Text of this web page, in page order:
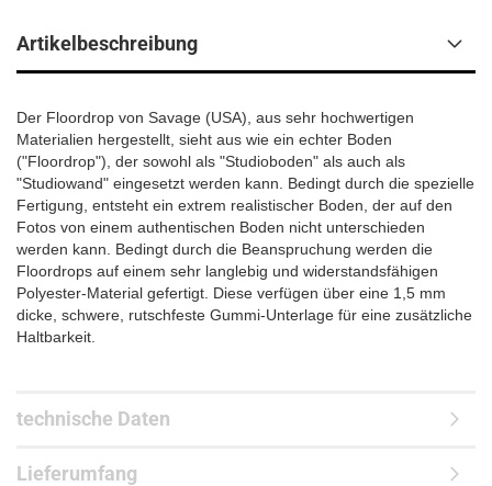
Artikelbeschreibung
Der Floordrop von Savage (USA), aus sehr hochwertigen
Materialien hergestellt, sieht aus wie ein echter Boden
("Floordrop"), der sowohl als "Studioboden" als auch als
"Studiowand" eingesetzt werden kann. Bedingt durch die spezielle
Fertigung, entsteht ein extrem realistischer Boden, der auf den
Fotos von einem authentischen Boden nicht unterschieden
werden kann. Bedingt durch die Beanspruchung werden die
Floordrops auf einem sehr langlebig und widerstandsfähigen
Polyester-Material gefertigt. Diese verfügen über eine 1,5 mm
dicke, schwere, rutschfeste Gummi-Unterlage für eine zusätzliche
Haltbarkeit.
technische Daten
Lieferumfang